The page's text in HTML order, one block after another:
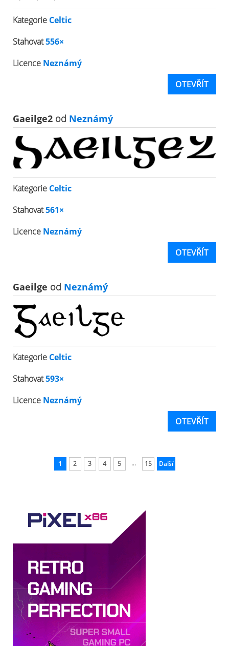
Kategorie Celtic
Stahovat556×
Licence Neznámý
OTEVŘÍT
Gaeilge2 od Neznámý
Kategorie Celtic
Stahovat561×
Licence Neznámý
OTEVŘÍT
Gaeilge od Neznámý
Kategorie Celtic
Stahovat593×
Licence Neznámý
OTEVŘÍT
1 2 3 4 5 ... 15 Další